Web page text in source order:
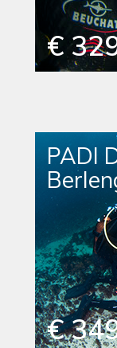
€
PADI
€